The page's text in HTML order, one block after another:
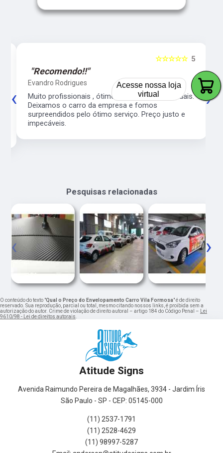
5
☆☆☆☆☆
"Recomendo!!"
Evandro Rodrigues
Muito profissionais , ótimo atendimento , pontuais.
Deixamos o carro da empresa e fomos
surpreendidos pelo ótimo serviço. Preço justo e
impecáveis.
‹ ›
Pesquisas relacionadas
‹ ›
O conteúdo do texto "Qual o Preço do Envelopamento Carro Vila Formosa" é de direito
reservado. Sua reprodução, parcial ou total, mesmo citando nossos links, é proibida sem a
autorização do autor. Crime de violação de direito autoral – artigo 184 do Código Penal – Lei
9610/98 - Lei de direitos autorais.
Atitude Signs
Avenida Raimundo Pereira de Magalhães, 3934 - Jardim Íris
São Paulo - SP - CEP: 05145-000
(11) 2537-1791
(11) 2528-4629
(11) 98997-5287
Acesse nossa loja
virtual